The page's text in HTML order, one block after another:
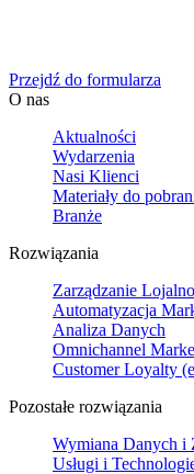
Przejdź do formularza
O nas
Aktualności
Wydarzenia
Nasi Klienci
Materiały do
Branże
Rozwiązania
Zarządzanie
Automatyzacja
Analiza Danych
Omnichannel
Customer Loyalty
Pozostałe rozwiązania
Wymiana Danych i
Usługi i